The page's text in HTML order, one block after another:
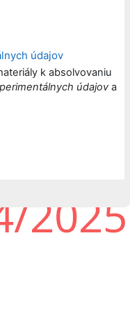
údajov
k absolvovaniu
údajov a